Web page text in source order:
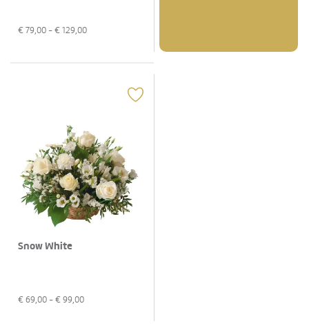
€ 79,00 - € 129,00
Snow White
€ 69,00 - € 99,00